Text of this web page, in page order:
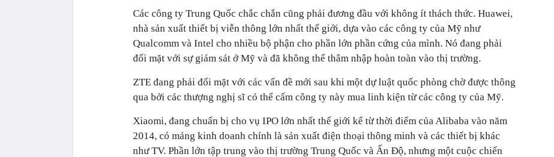
Các công ty Trung Quốc chắc chắn cũng phải đương đầu với không ít thách thức. Huawei,
nhà sản xuất thiết bị viễn thông lớn nhất thế giới, dựa vào các công ty của Mỹ như
Qualcomm và Intel cho nhiều bộ phận cho phần lớn phần cứng của mình. Nó đang phải
đối mặt với sự giám sát ở Mỹ và đã không thể thâm nhập hoàn toàn vào thị trường.
ZTE đang phải đối mặt với các vấn đề mới sau khi một dự luật quốc phòng chờ được thông
qua bởi các thượng nghị sĩ có thể cấm công ty này mua linh kiện từ các công ty của Mỹ.
Xiaomi, đang chuẩn bị cho vụ IPO lớn nhất thế giới kể từ thời điểm của Alibaba vào năm
2014, có mảng kinh doanh chính là sản xuất điện thoại thông minh và các thiết bị khác
như TV. Phần lớn tập trung vào thị trường Trung Quốc và Ấn Độ, nhưng một cuộc chiến